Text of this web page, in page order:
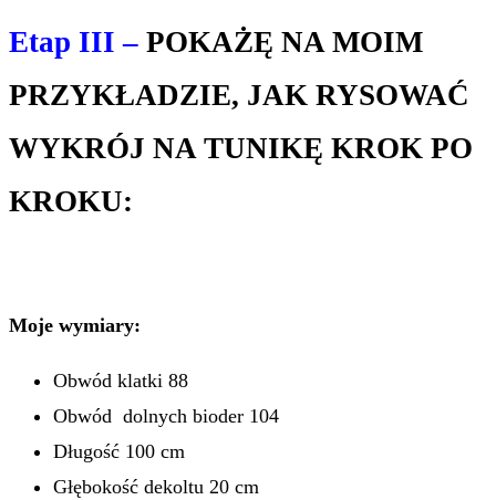
Etap III – POKAŻĘ NA MOIM
PRZYKŁADZIE, JAK RYSOWAĆ
WYKRÓJ NA TUNIKĘ KROK PO
KROKU:
Moje wymiary:
Obwód klatki 88
Obwód dolnych bioder 104
Długość 100 cm
Głębokość dekoltu 20 cm